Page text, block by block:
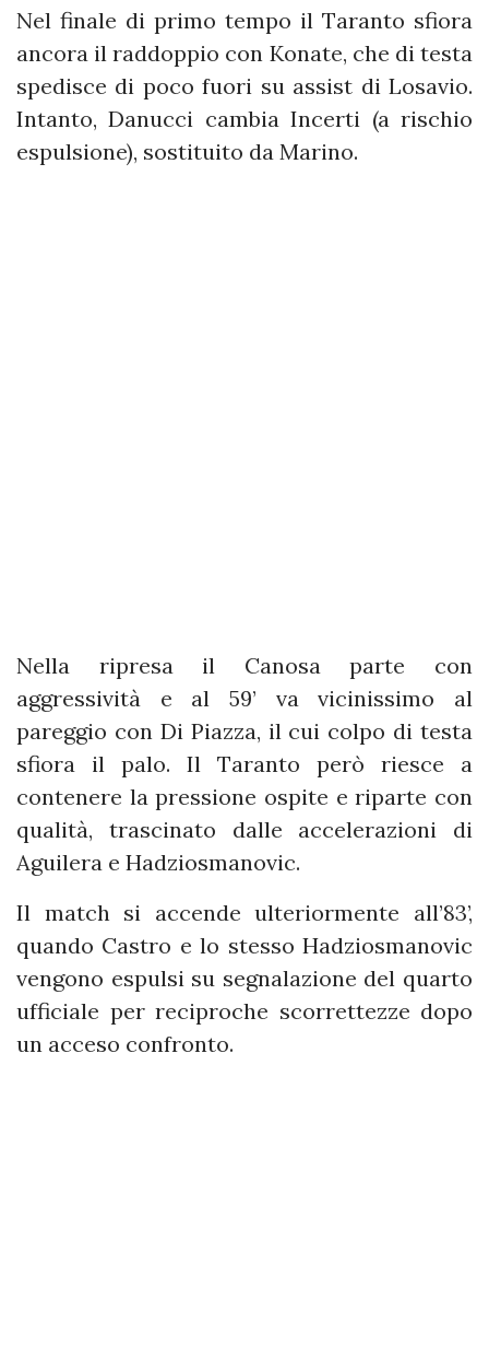
Nel finale di primo tempo il Taranto sfiora
ancora il raddoppio con Konate, che di testa
spedisce di poco fuori su assist di Losavio.
Intanto, Danucci cambia Incerti (a rischio
espulsione), sostituito da Marino.
Nella ripresa il Canosa parte con
aggressività e al 59’ va vicinissimo al
pareggio con Di Piazza, il cui colpo di testa
sfiora il palo. Il Taranto però riesce a
contenere la pressione ospite e riparte con
qualità, trascinato dalle accelerazioni di
Aguilera e Hadziosmanovic.
Il match si accende ulteriormente all’83’,
quando Castro e lo stesso Hadziosmanovic
vengono espulsi su segnalazione del quarto
ufficiale per reciproche scorrettezze dopo
un acceso confronto.